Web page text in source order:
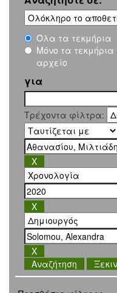
Όλα τα τεκμήρια
Μόνο τα
αρχείο
για
Τρέχοντα φίλτρα: